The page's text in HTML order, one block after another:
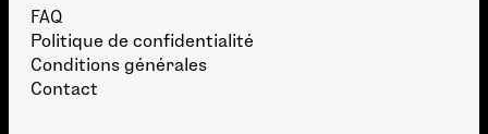
FAQ
Politique de confidentialité
Conditions générales
Contact